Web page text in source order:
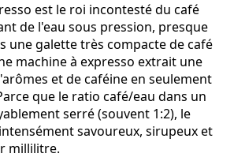
est le roi incontesté du café
de l'eau sous pression, presque
une galette très compacte de café
machine à expresso extrait une
et de caféine en seulement
que le ratio café/eau dans un
serré (souvent 1:2), le
savoureux, sirupeux et
millilitre.